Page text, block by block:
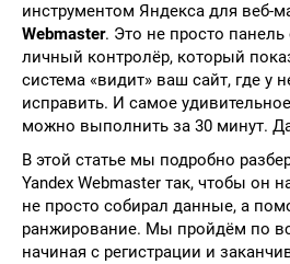
инструментом Яндекса для веб-
Webmaster. Это не просто
личный контролёр, который
система «видит» ваш сайт, где у
исправить. И самое
можно выполнить за 30 минут.
В этой статье мы подробно
Yandex Webmaster так, чтобы он
не просто собирал данные, а
ранжирование. Мы пройдём по
начиная с регистрации и